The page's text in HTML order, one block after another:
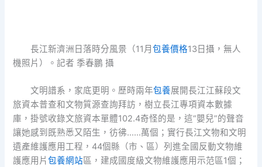
長江新濟洲日落時分風景（11月 包養價格13日攝，無人
機照片）。記者 季春鵬 攝
文明譜系，家底更明。歷時兩年包養展開長江江蘇段文
旅資本普查和文物質源查詢拜訪，樹立長江專項資本數據
庫，掛號收錄文旅資本單體102.4奇怪的是，這“嬰兒”的聲音
讓她感到既熟悉又陌生，彷彿……萬個；實行長江文物和文明
遺產維護應用工程，44個縣（市、區）列進全國反動文物維
護應用片包養網站區，建成國度級文物維護應用示范區1個；